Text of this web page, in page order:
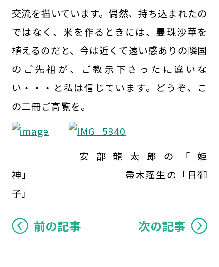
交流を描いています。偶然、持ち込まれたの
ではなく、米を作るときには、曼珠沙華を
植えるのだと、今は近くて遠い感ありの隣国
のご先祖が、ご教示下さったに違いな
い・・・と私は信じています。どうぞ、こ
の二冊ご高覧を。
安部龍太郎の「姫
神」 帚木蓬生の「日御
子」
前の記事 次の記事